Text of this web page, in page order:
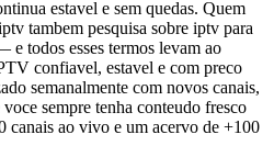
estavel e sem quedas. Quem
tambem pesquisa sobre iptv para
todos esses termos levam ao
confiavel, estavel e com preco
semanalmente com novos canais,
sempre tenha conteudo fresco
canais ao vivo e um acervo de +100